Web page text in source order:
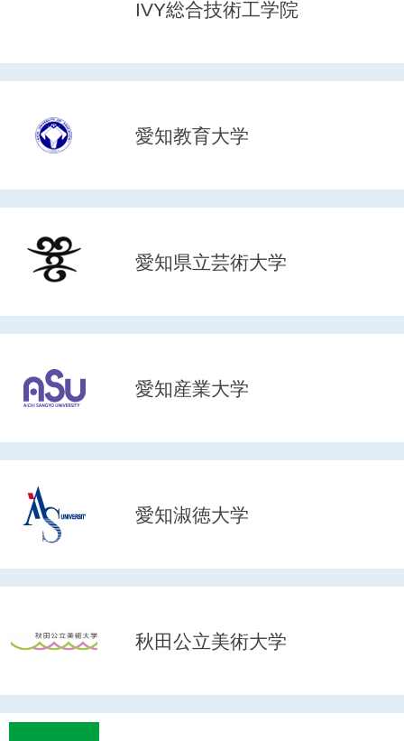
IVY総合技術工学院
愛知教育大学
愛知県立芸術大学
愛知産業大学
愛知淑徳大学
秋田公立美術大学